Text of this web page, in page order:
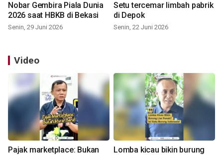
Nobar Gembira Piala Dunia
2026 saat HBKB di Bekasi
Senin, 29 Juni 2026
Setu tercemar limbah pabrik
di Depok
Senin, 22 Juni 2026
Video
Pajak marketplace: Bukan
Lomba kicau bikin burung